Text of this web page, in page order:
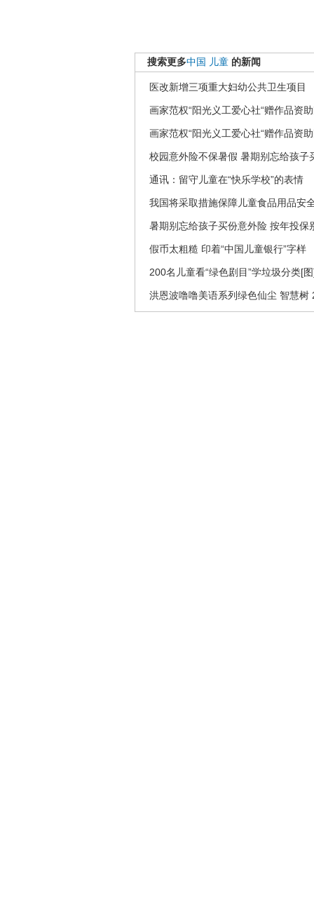
搜索更多中国 儿童 的新闻
医改新增三项重大妇幼公共卫生项目
画家范权“阳光义工爱心社“赠作品资
画家范权“阳光义工爱心社“赠作品资
校园意外险不保暑假 暑期别忘给孩子
通讯：留守儿童在“快乐学校”的表情
我国将采取措施保障儿童食品用品安
暑期别忘给孩子买份意外险 按年投保
假币太粗糙 印着“中国儿童银行”字样
200名儿童看“绿色剧目”学垃圾分类[
洪恩波噜噜美语系列绿色仙尘 智慧树